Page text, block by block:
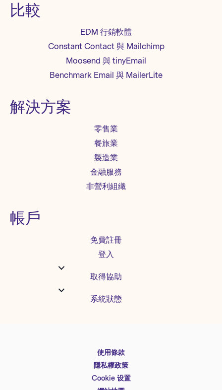
比較
EDM 行銷軟體
Constant Contact 與 Mailchimp
Moosend 與 tinyEmail
Benchmark Email 與 MailerLite
解決方案
零售業
餐旅業
製造業
金融服務
非營利組織
帳戶
免費註冊
登入
取得協助
系統狀態
使用條款
隱私權政策
Cookie 设置
English
Español
Deutsch